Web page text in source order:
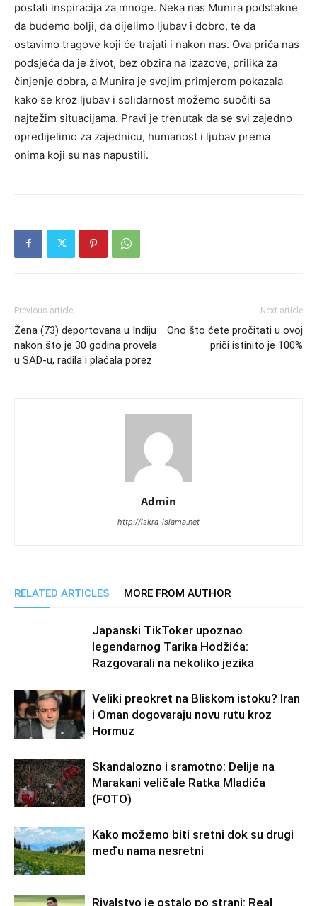
postati inspiracija za mnoge. Neka nas Munira podstakne
da budemo bolji, da dijelimo ljubav i dobro, te da
ostavimo tragove koji će trajati i nakon nas. Ova priča nas
podsjeća da je život, bez obzira na izazove, prilika za
činjenje dobra, a Munira je svojim primjerom pokazala
kako se kroz ljubav i solidarnost možemo suočiti sa
najtežim situacijama. Pravi je trenutak da se svi zajedno
opredijelimo za zajednicu, humanost i ljubav prema
onima koji su nas napustili.
Previous article
Žena (73) deportovana u Indiju
nakon što je 30 godina provela
u SAD-u, radila i plaćala porez
Next article
Ono što ćete pročitati u ovoj
priči istinito je 100%
Admin
http://iskra-islama.net
RELATED ARTICLES MORE FROM AUTHOR
Japanski TikToker upoznao
legendarnog Tarika Hodžića:
Razgovarali na nekoliko jezika
Veliki preokret na Bliskom istoku? Iran
i Oman dogovaraju novu rutu kroz
Hormuz
Skandalozno i sramotno: Delije na
Marakani veličale Ratka Mladića
(FOTO)
Kako možemo biti sretni dok su drugi
među nama nesretni
Rivalstvo je ostalo po strani: Real